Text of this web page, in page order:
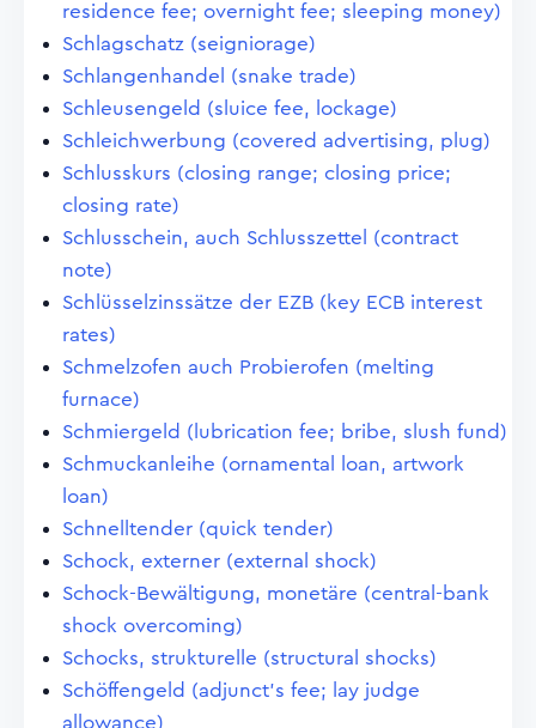
residence fee; overnight fee; sleeping money)
Schlagschatz (seigniorage)
Schlangenhandel (snake trade)
Schleusengeld (sluice fee, lockage)
Schleichwerbung (covered advertising, plug)
Schlusskurs (closing range; closing price;
closing rate)
Schlusschein, auch Schlusszettel (contract
note)
Schlüsselzinssätze der EZB (key ECB interest
rates)
Schmelzofen auch Probierofen (melting
furnace)
Schmiergeld (lubrication fee; bribe, slush fund)
Schmuckanleihe (ornamental loan, artwork
loan)
Schnelltender (quick tender)
Schock, externer (external shock)
Schock-Bewältigung, monetäre (central-bank
shock overcoming)
Schocks, strukturelle (structural shocks)
Schöffengeld (adjunct's fee; lay judge
allowance)